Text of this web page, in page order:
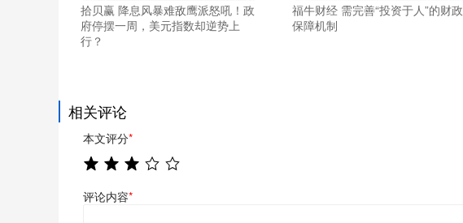
拾贝赢 降息风暴难敌鹰派怒吼！政
府停摆一周，美元指数却逆势上
行？
福牛财经 需完善“投资于人”的财政
保障机制
相关评论
本文评分*
评论内容*